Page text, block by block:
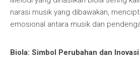
narasi musik yang dibawakan,
emosional antara musik dan
Biola: Simbol Perubahan dan Inovasi